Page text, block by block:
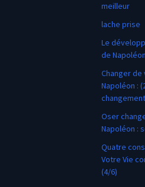
meilleur
lache prise
Le
de
Changer de
Napoléon :
changement
Oser
Napoléon :
Quatre
Votre Vie
(4/6)